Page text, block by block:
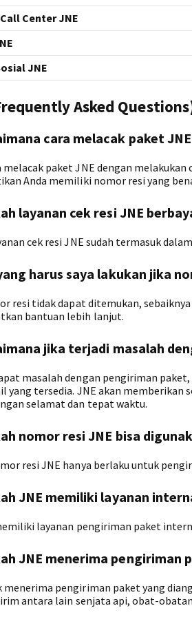
Center JNE
JNE
Asked
cara melacak paket
melacak paket JNE dengan
Anda memiliki nomor resi yang
layanan cek resi JNE
cek resi JNE sudah termasuk
harus saya lakukan jika
resi tidak dapat ditemukan,
bantuan lebih lanjut.
jika terjadi masalah
masalah dengan pengiriman
yang tersedia. JNE akan
selamat dan tepat waktu.
nomor resi JNE bisa
resi JNE hanya berlaku untuk
JNE memiliki layanan
layanan pengiriman paket
JNE menerima
menerima pengiriman paket yang
antara lain senjata api, obat-